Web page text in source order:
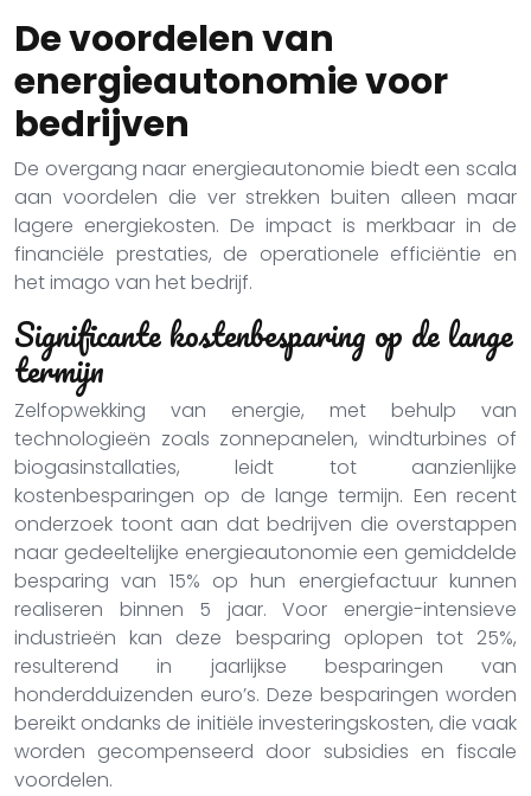
De voordelen van
energieautonomie voor
bedrijven
De overgang naar energieautonomie biedt een scala
aan voordelen die ver strekken buiten alleen maar
lagere energiekosten. De impact is merkbaar in de
financiële prestaties, de operationele efficiëntie en
het imago van het bedrijf.
Significante kostenbesparing op de lange
termijn
Zelfopwekking van energie, met behulp van
technologieën zoals zonnepanelen, windturbines of
biogasinstallaties, leidt tot aanzienlijke
kostenbesparingen op de lange termijn. Een recent
onderzoek toont aan dat bedrijven die overstappen
naar gedeeltelijke energieautonomie een gemiddelde
besparing van 15% op hun energiefactuur kunnen
realiseren binnen 5 jaar. Voor energie-intensieve
industrieën kan deze besparing oplopen tot 25%,
resulterend in jaarlijkse besparingen van
honderdduizenden euro’s. Deze besparingen worden
bereikt ondanks de initiële investeringskosten, die vaak
worden gecompenseerd door subsidies en fiscale
voordelen.